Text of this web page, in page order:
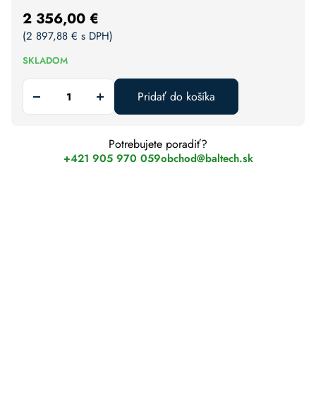
2 356,00 €
(2 897,88 € s DPH)
SKLADOM
Pridať do košíka
Potrebujete poradiť?
+421 905 970 059obchod@baltech.sk